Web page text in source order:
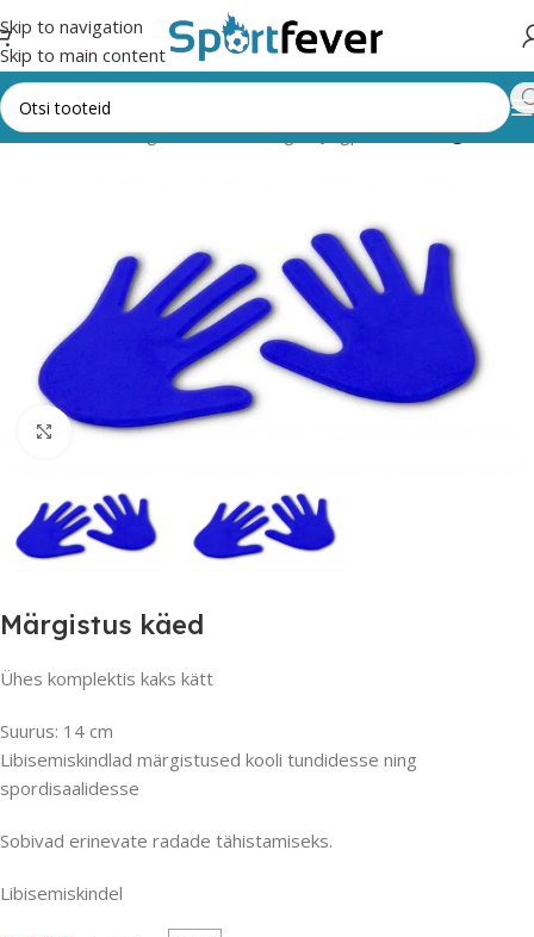
Skip to navigation
Skip to main content
Esileht Kõik kategooriad Pallimängud Jalgpall Treeningtarbed
Suurendamiseks klõpsake
Märgistus käed
Ühes komplektis kaks kätt
Suurus: 14 cm
Libisemiskindlad märgistused kooli tundidesse ning
spordisaalidesse
Sobivad erinevate radade tähistamiseks.
Libisemiskindel